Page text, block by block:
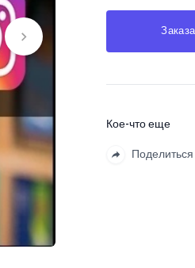
Кое-что еще
Поделиться